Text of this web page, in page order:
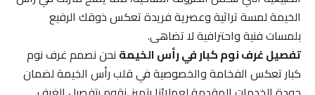
الخيمة لمسة تراثية وعصرية فريدة تعكس ذوقك الرفيع
بلمسات فنية واحترافية لا تضاهى.
تفصيل غرف نوم كبار في رأس الخيمةنحن نصمم غرف نوم
كبار تعكس الفخامة والخصوصية في قلب رأس الخيمة لضمان